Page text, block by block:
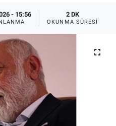
- 15:56 2 DK
OKUNMA SÜRESI